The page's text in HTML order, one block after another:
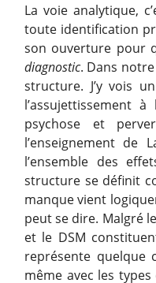
La voie analytique,
toute identification
son ouverture pour
diagnostic. Dans
structure. J’y vois
l’assujettissement
psychose et
l’enseignement de
l’ensemble des
structure se définit
manque vient
peut se dire. Malgré
et le DSM
représente quelque
même avec les